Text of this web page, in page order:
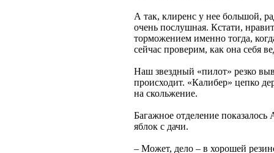
А так, клиренс у нее большой,
очень послушная. Кстати,
торможением именно тогда,
сейчас проверим, как она себя
Наш звездный «пилот» резко
происходит. «Калибер» цепко
на скольжение.
Багажное отделение
яблок с дачи.
– Может, дело – в хорошей